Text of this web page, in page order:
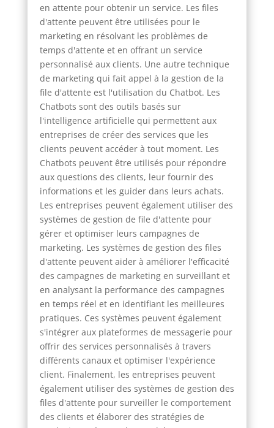
en attente pour obtenir un service. Les files
d'attente peuvent être utilisées pour le
marketing en résolvant les problèmes de
temps d'attente et en offrant un service
personnalisé aux clients. Une autre technique
de marketing qui fait appel à la gestion de la
file d'attente est l'utilisation du Chatbot. Les
Chatbots sont des outils basés sur
l'intelligence artificielle qui permettent aux
entreprises de créer des services que les
clients peuvent accéder à tout moment. Les
Chatbots peuvent être utilisés pour répondre
aux questions des clients, leur fournir des
informations et les guider dans leurs achats.
Les entreprises peuvent également utiliser des
systèmes de gestion de file d'attente pour
gérer et optimiser leurs campagnes de
marketing. Les systèmes de gestion des files
d'attente peuvent aider à améliorer l'efficacité
des campagnes de marketing en surveillant et
en analysant la performance des campagnes
en temps réel et en identifiant les meilleures
pratiques. Ces systèmes peuvent également
s'intégrer aux plateformes de messagerie pour
offrir des services personnalisés à travers
différents canaux et optimiser l'expérience
client. Finalement, les entreprises peuvent
également utiliser des systèmes de gestion des
files d'attente pour surveiller le comportement
des clients et élaborer des stratégies de